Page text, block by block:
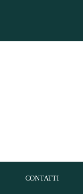
CONTATTI